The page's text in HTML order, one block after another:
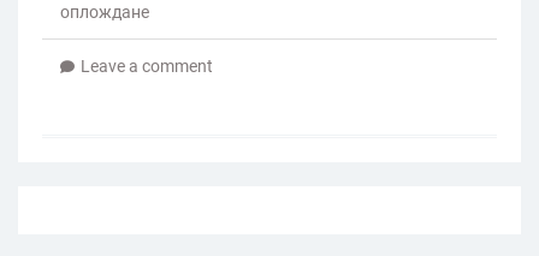
оплождане
Leave a comment